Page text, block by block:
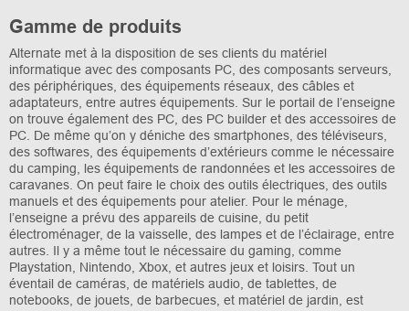
Gamme de produits
Alternate met à la disposition de ses clients du matériel
informatique avec des composants PC, des composants serveurs,
des périphériques, des équipements réseaux, des câbles et
adaptateurs, entre autres équipements. Sur le portail de l’enseigne
on trouve également des PC, des PC builder et des accessoires de
PC. De même qu’on y déniche des smartphones, des téléviseurs,
des softwares, des équipements d’extérieurs comme le nécessaire
du camping, les équipements de randonnées et les accessoires de
caravanes. On peut faire le choix des outils électriques, des outils
manuels et des équipements pour atelier. Pour le ménage,
l’enseigne a prévu des appareils de cuisine, du petit
électroménager, de la vaisselle, des lampes et de l’éclairage, entre
autres. Il y a même tout le nécessaire du gaming, comme
Playstation, Nintendo, Xbox, et autres jeux et loisirs. Tout un
éventail de caméras, de matériels audio, de tablettes, de
notebooks, de jouets, de barbecues, et matériel de jardin, est